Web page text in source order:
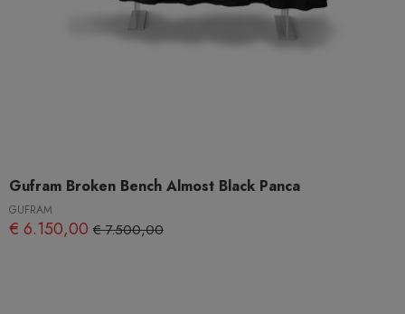
Gufram Broken Bench Almost Black Panca
GUFRAM
€ 6.150,00 € 7.500,00